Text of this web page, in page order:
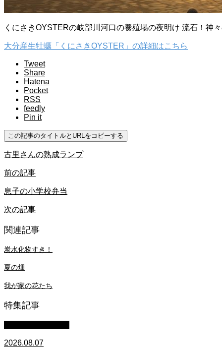
くにさきOYSTERの岐部川河口の養殖場の夜明け 流石！神
大分産生牡蠣「くにさきOYSTER」の詳細はこちら
Tweet
Share
Hatena
Pocket
RSS
feedly
Pin it
この記事のタイトルとURLをコピーする
古里さんの熟成ランプ
前の記事
息子の小学校弁当
次の記事
関連記事
炭水化物すき！
夏の畑
我が家の花たち
特集記事
2026.08.07